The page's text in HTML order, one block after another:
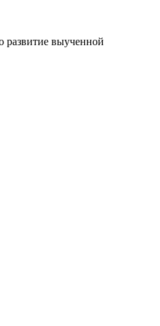
развитие выученной